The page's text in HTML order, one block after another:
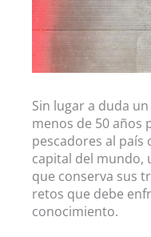
Sin lugar a duda
menos de 50 años
pescadores al
capital del mundo,
que conserva sus
retos que debe
conocimiento.